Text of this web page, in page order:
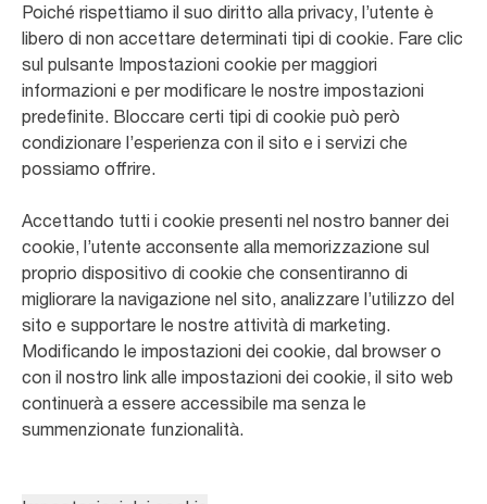
Poiché rispettiamo il suo diritto alla privacy, l’utente è
libero di non accettare determinati tipi di cookie. Fare clic
sul pulsante Impostazioni cookie per maggiori
informazioni e per modificare le nostre impostazioni
predefinite. Bloccare certi tipi di cookie può però
condizionare l’esperienza con il sito e i servizi che
possiamo offrire.
Accettando tutti i cookie presenti nel nostro banner dei
cookie, l’utente acconsente alla memorizzazione sul
proprio dispositivo di cookie che consentiranno di
migliorare la navigazione nel sito, analizzare l’utilizzo del
sito e supportare le nostre attività di marketing.
Modificando le impostazioni dei cookie, dal browser o
con il nostro link alle impostazioni dei cookie, il sito web
continuerà a essere accessibile ma senza le
summenzionate funzionalità.